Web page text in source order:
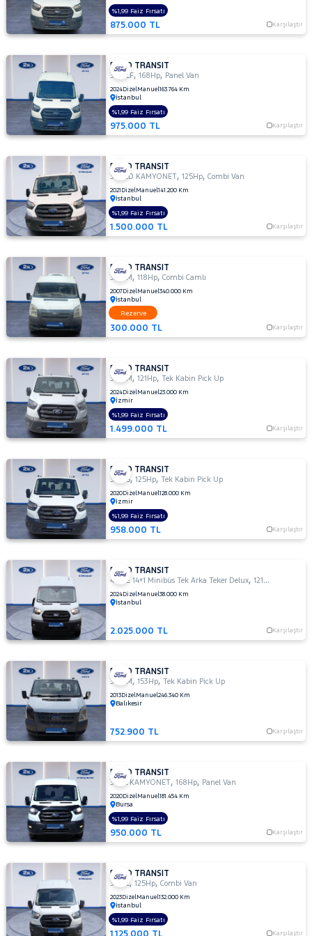
300
S
TD
330
M
330
S
330 S
KAMYONET
KAMYONET
350
E
350
ED
350
350
L
350 L
DURATORQ
ÇİFT KABİN
350
M
350
M
ÇİFT
KAMYONET
350
M
VAN
2.2
350
MF
VAN
350ED
KAMYONET
KAMYONET
410 L
MINIBUS
14+1 135
DELUX
410 L VAN
VAN
YÜKSEK
TAVAN
430 ED
EKSTRA
ÇIFT
ARKA
TEKER
440 E
875.000 TL Karşılaştır
%1,99 Faiz Fırsatı
FORD TRANSIT
350 LF,168Hp, Panel Van
2024DizelManuel163.764 Km
İstanbul
975.000 TL Karşılaştır
%1,99 Faiz Fırsatı
FORD TRANSIT
350ED KAMYONET,125Hp,Combi Van
2021 DizelManuel141.200 Km
İstanbul
1.500.000 TL Karşılaştır
%1,99 Faiz Fırsatı
FORD TRANSIT
330 M ,118Hp,Combi Camlı
2007DizelManuel340.000 Km
İstanbul
300.000 TL Karşılaştır
Rezerve
FORD TRANSIT
350 M ,121Hp,Tek Kabin Pick Up
2024DizelManuel23.000 Km
İzmir
1.499.000 TL Karşılaştır
%1,99 Faiz Fırsatı
FORD TRANSIT
330 S,125Hp,Tek Kabin Pick Up
2020DizelManuel128.000 Km
İzmir
958.000 TL Karşılaştır
%1,99 Faiz Fırsatı
FORD TRANSIT
440 E 14+1 Minibüs Tek Arka Teker Delux,121Hp
2024DizelManuel38.000 Km
İstanbul
2.025.000 TL Karşılaştır
FORD TRANSIT
350 M ,153Hp,Tek Kabin Pick Up
2013DizelManuel246.340 Km
Balıkesir
752.900 TL Karşılaştır
FORD TRANSIT
350L KAMYONET,168Hp, Panel Van
2020DizelManuel181.454 Km
Bursa
950.000 TL Karşılaştır
%1,99 Faiz Fırsatı
FORD TRANSIT
350 L,125Hp,Combi Van
2023DizelManuel132.000 Km
İstanbul
Karşılaştır
%1,99 Faiz Fırsatı